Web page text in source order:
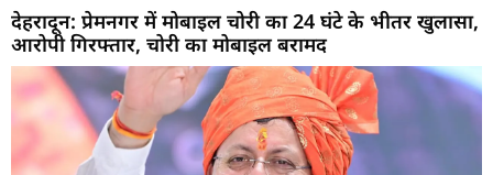
देहरादून: प्रेमनगर में मोबाइल चोरी का 24 घंटे के भीतर खुलासा,
आरोपी गिरफ्तार, चोरी का मोबाइल बरामद